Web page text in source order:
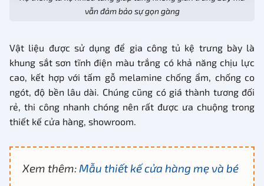
vẫn đảm bảo sự gọn gàng
Vật liệu được sử dụng để gia công tủ kệ trưng bày là
khung sắt sơn tĩnh điện màu trắng có khả năng chịu lực
cao, kết hợp với tấm gỗ melamine chống ẩm, chống co
ngót, độ bền lâu dài. Chúng cũng có giá thành tương đối
rẻ, thi công nhanh chóng nên rất được ưa chuộng trong
thiết kế cửa hàng, showroom.
Xem thêm:Mẫu thiết kế cửa hàng mẹ và bé